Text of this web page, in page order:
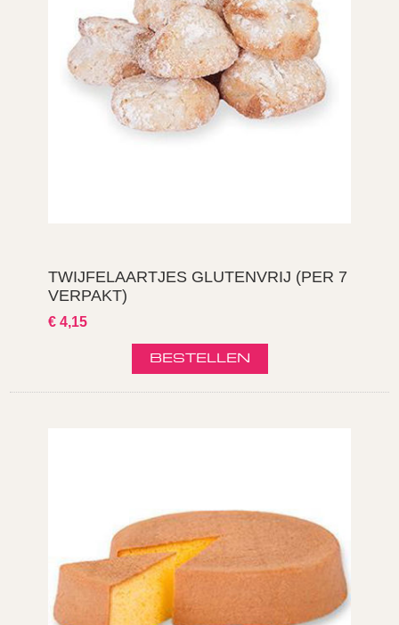
TWIJFELAARTJES GLUTENVRIJ (PER 7
VERPAKT)
€ 4,15